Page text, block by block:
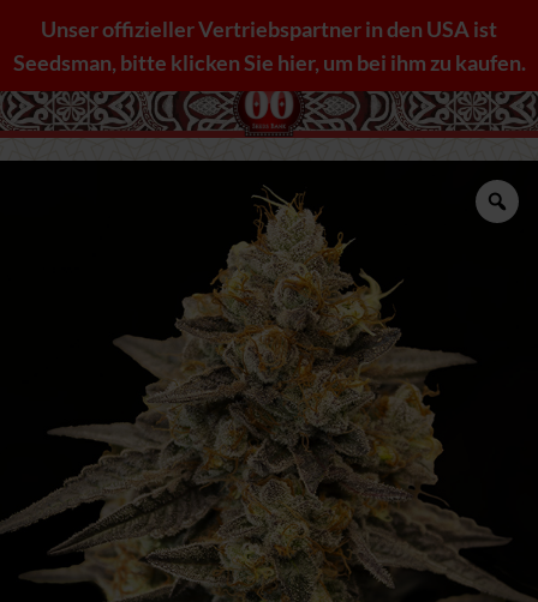
Inhalt
springen
Unser offizieller Vertriebspartner in den USA ist
Seedsman, bitte klicken Sie hier, um bei ihm zu kaufen.